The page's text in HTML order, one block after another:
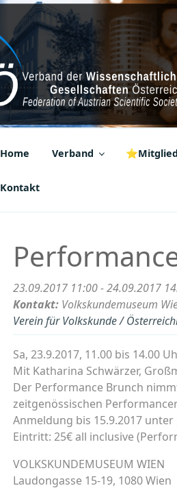
VWGÖ
Federation of Austrian Scientific
Home Verband
Kontakt
23.09.2017 11:00 - 24.09.2017
Kontakt: Volkskundemuseum
Verein für Volkskunde /
Sa, 23.9.2017, 11.00 bis 14.00
Mit Katharina Schwärzer,
Der Performance Brunch
zeitgenössischen
Anmeldung bis 15.9.2017
Eintritt: 25€ all inclusive
VOLKSKUNDEMUSEUM WIEN
Laudongasse 15-19, 1080 Wien